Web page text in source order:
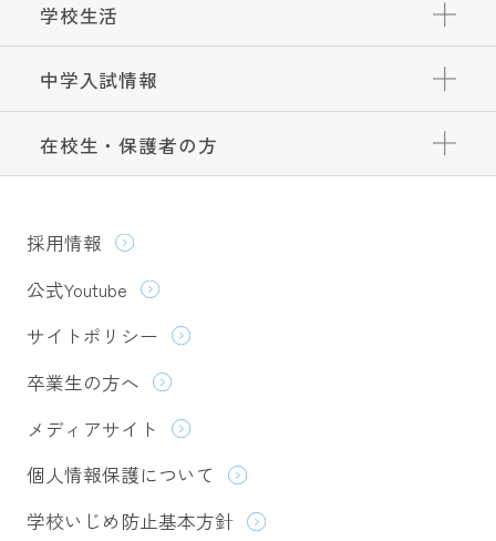
学校生活
中学入試情報
在校生・保護者の方
採用情報
公式Youtube
サイトポリシー
卒業生の方へ
メディアサイト
個人情報保護について
学校いじめ防止基本方針